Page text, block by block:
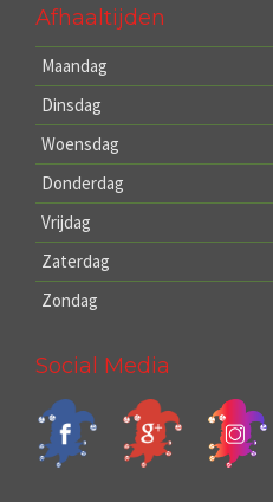
Afhaaltijden
Maandag
Dinsdag
Woensdag
Donderdag
Vrijdag
Zaterdag
Zondag
Social Media